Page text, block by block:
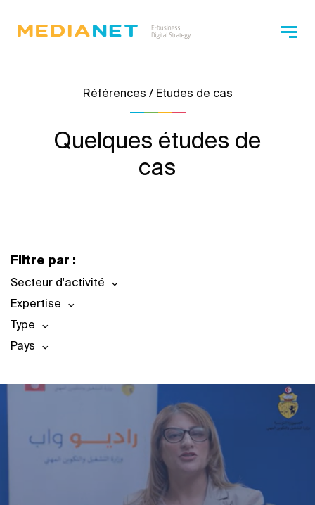
Références / Etudes de cas
Quelques études de
cas
Filtre par :
Secteur d'activité
Expertise
Type
Pays